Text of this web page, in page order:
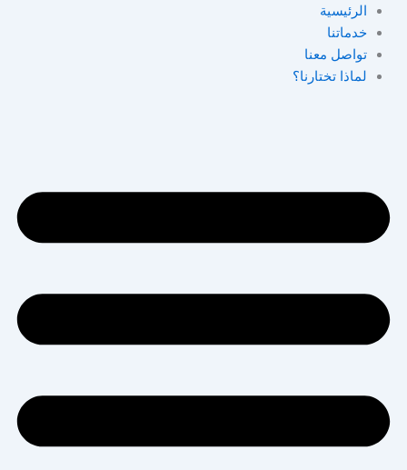
تخطي
المحتوى
الرئيسية
خدماتنا
تواصل معنا
لماذا تختارنا؟